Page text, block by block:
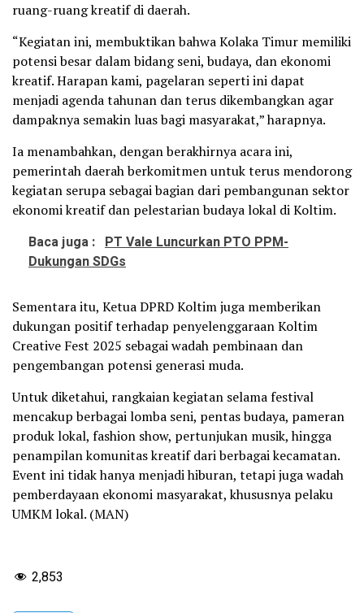
ruang-ruang kreatif di daerah.
“Kegiatan ini, membuktikan bahwa Kolaka Timur memiliki
potensi besar dalam bidang seni, budaya, dan ekonomi
kreatif. Harapan kami, pagelaran seperti ini dapat
menjadi agenda tahunan dan terus dikembangkan agar
dampaknya semakin luas bagi masyarakat,” harapnya.
Ia menambahkan, dengan berakhirnya acara ini,
pemerintah daerah berkomitmen untuk terus mendorong
kegiatan serupa sebagai bagian dari pembangunan sektor
ekonomi kreatif dan pelestarian budaya lokal di Koltim.
Baca juga : PT Vale Luncurkan PTO PPM-
Dukungan SDGs
Sementara itu, Ketua DPRD Koltim juga memberikan
dukungan positif terhadap penyelenggaraan Koltim
Creative Fest 2025 sebagai wadah pembinaan dan
pengembangan potensi generasi muda.
Untuk diketahui, rangkaian kegiatan selama festival
mencakup berbagai lomba seni, pentas budaya, pameran
produk lokal, fashion show, pertunjukan musik, hingga
penampilan komunitas kreatif dari berbagai kecamatan.
Event ini tidak hanya menjadi hiburan, tetapi juga wadah
pemberdayaan ekonomi masyarakat, khususnya pelaku
UMKM lokal. (MAN)
2,853